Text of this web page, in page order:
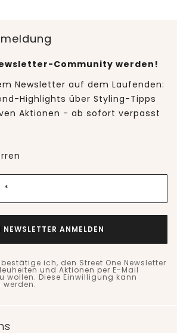
Community werden!
Newsletter auf dem Laufenden:
Highlights über Styling-Tipps
Aktionen - ab sofort verpasst
*
NEWSLETTER ANMELDEN
ich, den Street One Newsletter
und Aktionen per E-Mail
wollen. Diese Einwilligung kann
werden.